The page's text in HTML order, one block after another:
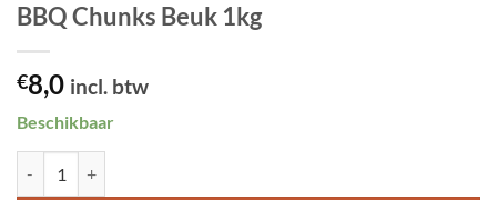
BBQ Chunks Beuk 1kg
€8,0 incl. btw
Beschikbaar